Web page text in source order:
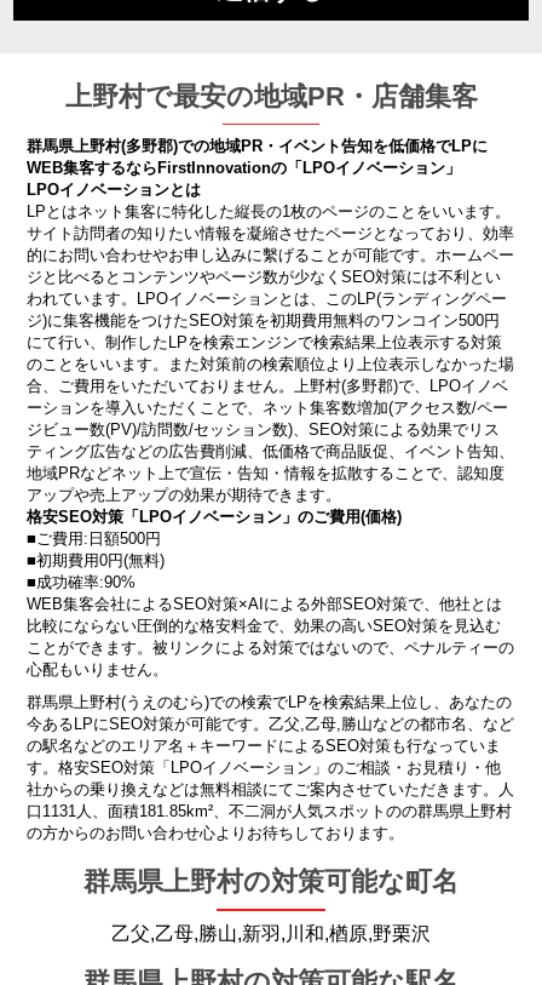
上野村で最安の地域PR・店舗集客
群馬県上野村(多野郡)での地域PR・イベント告知を低価格でLPに
WEB集客するならFirstInnovationの「LPOイノベーション」
LPOイノベーションとは
LPとはネット集客に特化した縦長の1枚のページのことをいいます。
サイト訪問者の知りたい情報を凝縮させたページとなっており、効率
的にお問い合わせやお申し込みに繫げることが可能です。ホームペー
ジと比べるとコンテンツやページ数が少なくSEO対策には不利とい
われています。LPOイノベーションとは、このLP(ランディングペー
ジ)に集客機能をつけたSEO対策を初期費用無料のワンコイン500円
にて行い、制作したLPを検索エンジンで検索結果上位表示する対策
のことをいいます。また対策前の検索順位より上位表示しなかった場
合、ご費用をいただいておりません。上野村(多野郡)で、LPOイノベ
ーションを導入いただくことで、ネット集客数増加(アクセス数/ペー
ジビュー数(PV)/訪問数/セッション数)、SEO対策による効果でリス
ティング広告などの広告費削減、低価格で商品販促、イベント告知、
地域PRなどネット上で宣伝・告知・情報を拡散することで、認知度
アップや売上アップの効果が期待できます。
格安SEO対策「LPOイノベーション」のご費用(価格)
■ご費用:日額500円
■初期費用0円(無料)
■成功確率:90%
WEB集客会社によるSEO対策×AIによる外部SEO対策で、他社とは
比較にならない圧倒的な格安料金で、効果の高いSEO対策を見込む
ことができます。被リンクによる対策ではないので、ペナルティーの
心配もいりません。
群馬県上野村(うえのむら)での検索でLPを検索結果上位し、あなたの
今あるLPにSEO対策が可能です。乙父,乙母,勝山などの都市名、など
の駅名などのエリア名＋キーワードによるSEO対策も行なっていま
す。格安SEO対策「LPOイノベーション」のご相談・お見積り・他
社からの乗り換えなどは無料相談にてご案内させていただきます。人
口1131人、面積181.85km²、不二洞が人気スポットのの群馬県上野村
の方からのお問い合わせ心よりお待ちしております。
群馬県上野村の対策可能な町名
乙父,乙母,勝山,新羽,川和,楢原,野栗沢